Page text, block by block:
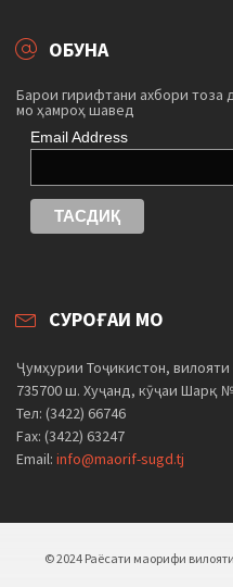
ОБУНА
Барои гирифтани ахбори тоза
мо ҳамроҳ шавед
Email Address
СУРОҒАИ МО
Ҷумҳурии Тоҷикистон, вилояти
735700 ш. Хуҷанд, кӯҷаи Шарқ
Тел: (3422) 66746
Fax: (3422) 63247
Email: info@maorif-sugd.tj
© 2024 Раёсати маорифи